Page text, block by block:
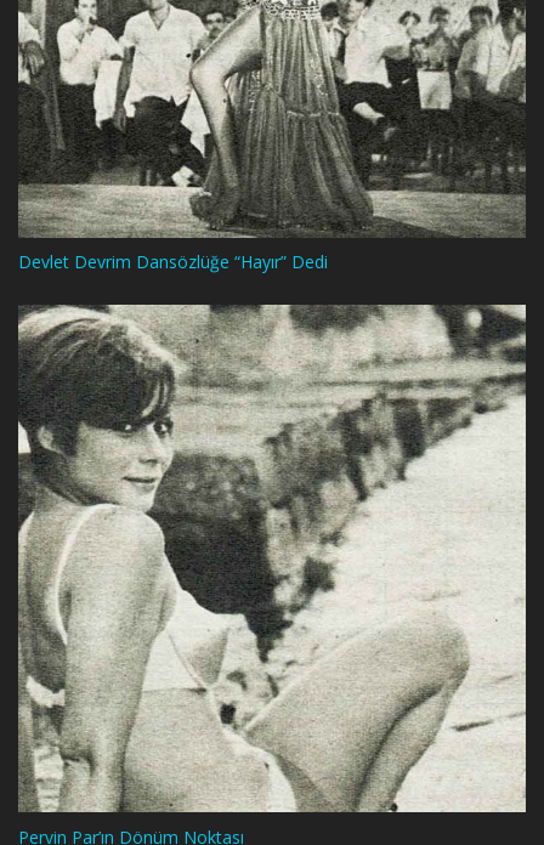
Devlet Devrim Dansözlüğe “Hayır” Dedi
Pervin Par’ın Dönüm Noktası